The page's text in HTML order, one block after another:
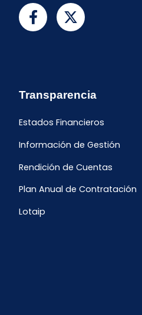
Transparencia
Estados Financieros
Información de Gestión
Rendición de Cuentas
Plan Anual de Contratación
Lotaip